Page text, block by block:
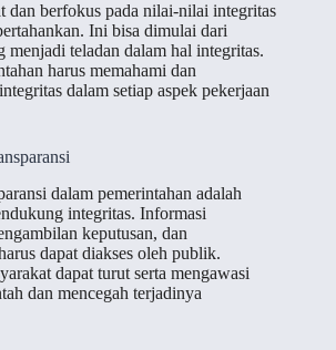
dan berfokus pada nilai-nilai integritas
Ini bisa dimulai dari
teladan dalam hal integritas.
harus memahami dan
dalam setiap aspek pekerjaan
dalam pemerintahan adalah
integritas. Informasi
keputusan, dan
dapat diakses oleh publik.
dapat turut serta mengawasi
dan mencegah terjadinya